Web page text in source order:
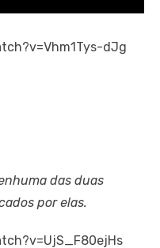
dJg
das duas
por elas.